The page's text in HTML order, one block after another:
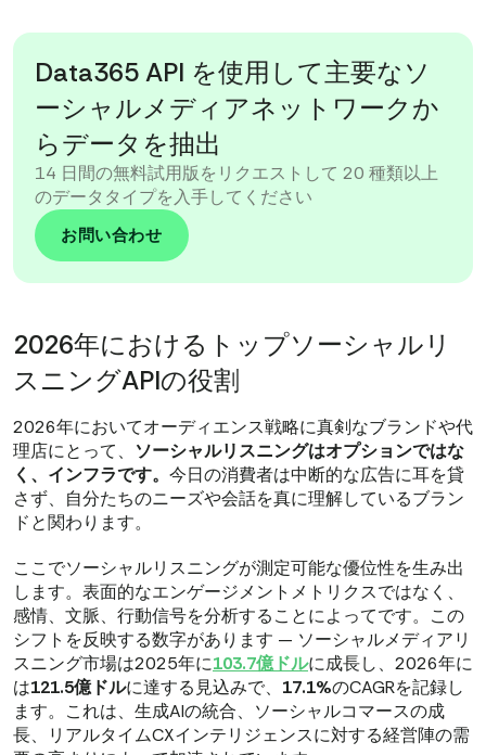
Data365 API を使用して主要なソ
ーシャルメディアネットワークか
らデータを抽出
14 日間の無料試用版をリクエストして 20 種類以上
のデータタイプを入手してください
お問い合わせ
2026年におけるトップソーシャルリ
スニングAPIの役割
2026年においてオーディエンス戦略に真剣なブランドや代
理店にとって、 ソーシャルリスニングはオプションではな
く、インフラです。 今日の消費者は中断的な広告に耳を貸
さず、自分たちのニーズや会話を真に理解しているブラン
ドと関わります。
ここでソーシャルリスニングが測定可能な優位性を生み出
します。表面的なエンゲージメントメトリクスではなく、
感情、文脈、行動信号を分析することによってです。この
シフトを反映する数字があります — ソーシャルメディアリ
スニング市場は2025年に103.7億ドルに成長し、2026年に
は121.5億ドルに達する見込みで、 17.1%のCAGRを記録し
ます。これは、生成AIの統合、ソーシャルコマースの成
長、リアルタイムCXインテリジェンスに対する経営陣の需